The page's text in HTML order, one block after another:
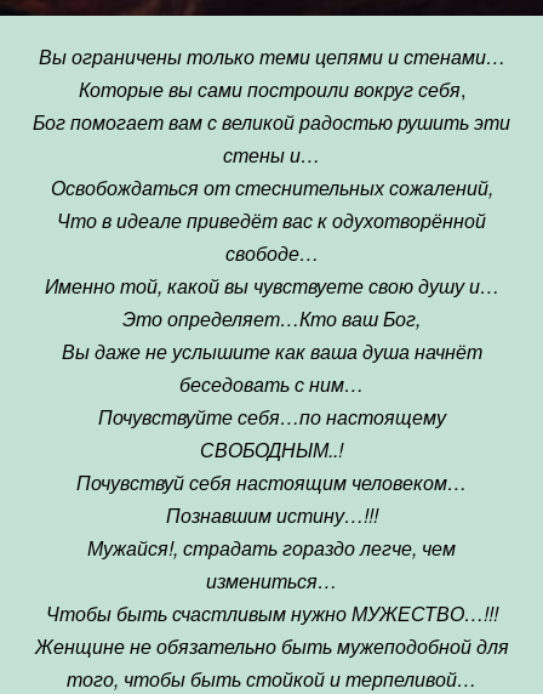
Вы ограничены только теми цепями и стенами…
Которые вы сами построили вокруг себя,
Бог помогает вам с великой радостью рушить эти
стены и…
Освобождаться от стеснительных сожалений,
Что в идеале приведёт вас к одухотворённой
свободе…
Именно той, какой вы чувствуете свою душу и…
Это определяет…Кто ваш Бог,
Вы даже не услышите как ваша душа начнёт
беседовать с ним…
Почувствуйте себя…по настоящему
СВОБОДНЫМ..!
Почувствуй себя настоящим человеком…
Познавшим истину…!!!
Мужайся!, страдать гораздо легче, чем
измениться…
Чтобы быть счастливым нужно МУЖЕСТВО…!!!
Женщине не обязательно быть мужеподобной для
того, чтобы быть стойкой и терпеливой…